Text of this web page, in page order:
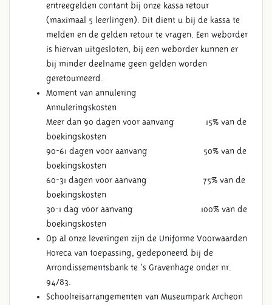
entreegelden contant bij onze kassa retour
(maximaal 5 leerlingen). Dit dient u bij de kassa te
melden en de gelden retour te vragen. Een weborder
is hiervan uitgesloten, bij een weborder kunnen er
bij minder deelname geen gelden worden
geretourneerd.
Moment van annulering
Annuleringskosten
Meer dan 90 dagen voor aanvang 15% van de
boekingskosten
90-61 dagen voor aanvang 50% van de
boekingskosten
60-31 dagen voor aanvang 75% van de
boekingskosten
30-1 dag voor aanvang 100% van de
boekingskosten
Op al onze leveringen zijn de Uniforme Voorwaarden
Horeca van toepassing, gedeponeerd bij de
Arrondissementsbank te ‘s Gravenhage onder nr.
94/83.
Schoolreisarrangementen van Museumpark Archeon